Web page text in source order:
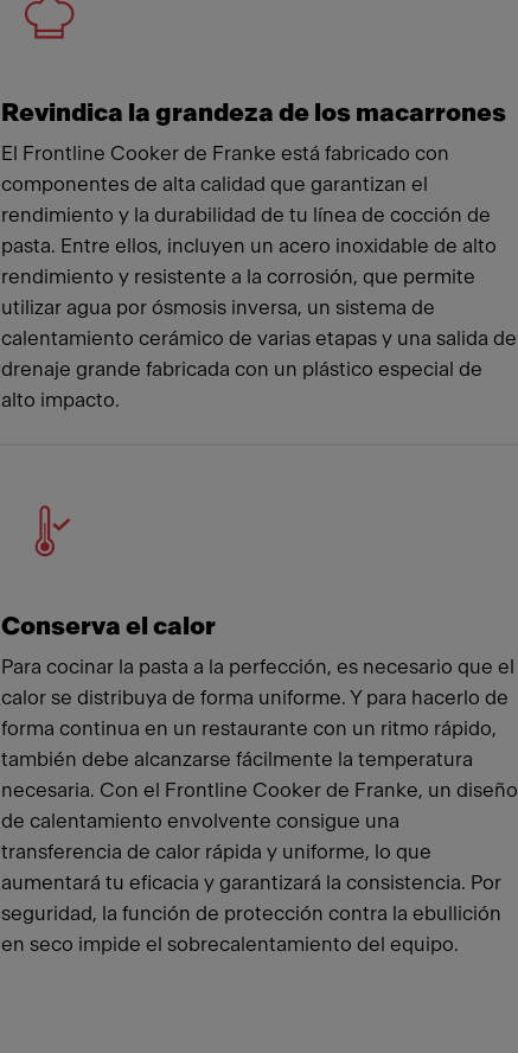
Revindica la grandeza de los macarrones
El Frontline Cooker de Franke está fabricado con
componentes de alta calidad que garantizan el
rendimiento y la durabilidad de tu línea de cocción de
pasta. Entre ellos, incluyen un acero inoxidable de alto
rendimiento y resistente a la corrosión, que permite
utilizar agua por ósmosis inversa, un sistema de
calentamiento cerámico de varias etapas y una salida de
drenaje grande fabricada con un plástico especial de
alto impacto.
Conserva el calor
Para cocinar la pasta a la perfección, es necesario que el
calor se distribuya de forma uniforme. Y para hacerlo de
forma continua en un restaurante con un ritmo rápido,
también debe alcanzarse fácilmente la temperatura
necesaria. Con el Frontline Cooker de Franke, un diseño
de calentamiento envolvente consigue una
transferencia de calor rápida y uniforme, lo que
aumentará tu eficacia y garantizará la consistencia. Por
seguridad, la función de protección contra la ebullición
en seco impide el sobrecalentamiento del equipo.